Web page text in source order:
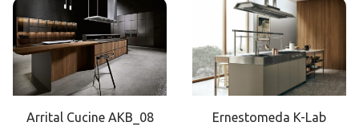
Arrital Cucine AKB_08 Ernestomeda K-Lab